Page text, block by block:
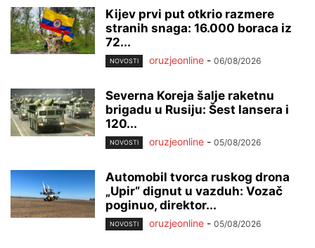
Kijev prvi put otkrio razmere
stranih snaga: 16.000 boraca iz
72...
NOVOSTI oruzjeonline - 06/08/2026
Severna Koreja šalje raketnu
brigadu u Rusiju: Šest lansera i
120...
NOVOSTI oruzjeonline - 05/08/2026
Automobil tvorca ruskog drona
„Upir“ dignut u vazduh: Vozač
poginuo, direktor...
NOVOSTI oruzjeonline - 05/08/2026